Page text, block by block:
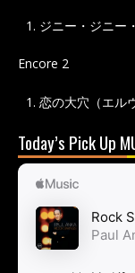
ジニー・ジニー
Encore 2
恋の大穴（エル
Today’s Pick Up